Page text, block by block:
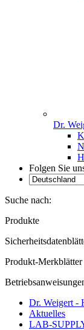
Dr.
Folgen Sie
Suche nach:
Produkte
Produkt-Merkblätter
Dr. Weigert -
Aktuelles
LAB-